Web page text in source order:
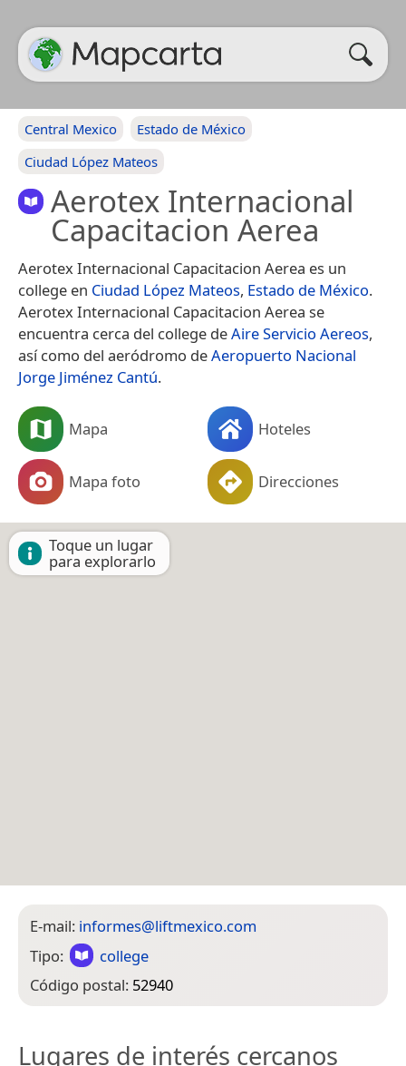
Central Mexico
Estado de México
Ciudad López Mateos
Aerotex Internacional
Capacitacion Aerea
Aerotex Internacional Capacitacion Aerea es un
college en Ciudad López Mateos, Estado de México.
Aerotex Internacional Capacitacion Aerea se
encuentra cerca del college deAire Servicio Aereos,
así como del aeródromo deAeropuerto Nacional
Jorge Jiménez Cantú.
Mapa Hoteles
Mapa foto Direcciones
Toque un lugar
para explorarlo
E-mail: informes@liftmexico.com
Tipo:
college
Código postal: 52940
Lugares de interés cercanos